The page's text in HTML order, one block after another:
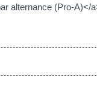
alternance (Pro-A)</